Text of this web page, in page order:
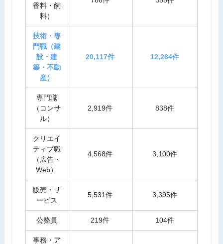
香料・飼
料）
技術・専
門職（建
設・建
築・不動
産）
20,117件 12,264件
専門職
（コンサ
ル）
2,919件 838件
クリエイ
ティブ職
（広告・
Web）
4,568件 3,100件
販売・サ
ービス
5,531件 3,395件
公務員 219件 104件
事務・ア